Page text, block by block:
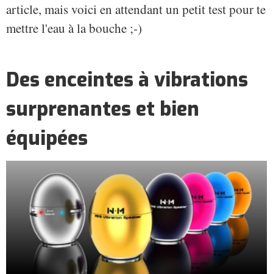
article, mais voici en attendant un petit test pour te
mettre l'eau à la bouche ;-)
Des enceintes à vibrations
surprenantes et bien
équipées